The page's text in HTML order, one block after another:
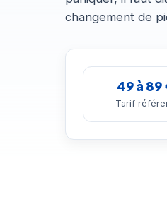
changement de
49 à 89
Tarif